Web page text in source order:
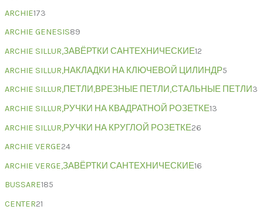
ARCHIE173
ARCHIE GENESIS89
ARCHIE SILLUR,ЗАВЁРТКИ САНТЕХНИЧЕСКИЕ12
ARCHIE SILLUR,НАКЛАДКИ НА КЛЮЧЕВОЙ ЦИЛИНДР5
ARCHIE SILLUR,ПЕТЛИ,ВРЕЗНЫЕ ПЕТЛИ,СТАЛЬНЫЕ ПЕТЛИ3
ARCHIE SILLUR,РУЧКИ НА КВАДРАТНОЙ РОЗЕТКЕ13
ARCHIE SILLUR,РУЧКИ НА КРУГЛОЙ РОЗЕТКЕ26
ARCHIE VERGE24
ARCHIE VERGE,ЗАВЁРТКИ САНТЕХНИЧЕСКИЕ16
BUSSARE185
CENTER21